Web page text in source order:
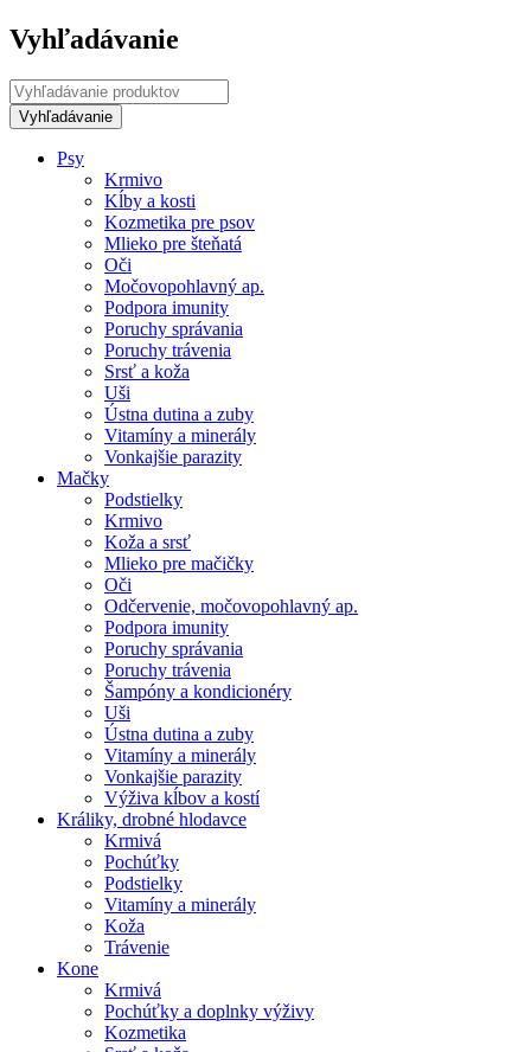
Vyhľadávanie
Psy
Krmivo
Kĺby a kosti
Kozmetika pre psov
Mlieko pre šteňatá
Oči
Močovopohlavný ap.
Podpora imunity
Poruchy správania
Poruchy trávenia
Srsť a koža
Uši
Ústna dutina a zuby
Vitamíny a minerály
Vonkajšie parazity
Mačky
Podstielky
Krmivo
Koža a srsť
Mlieko pre mačičky
Oči
Odčervenie, močovopohlavný ap.
Podpora imunity
Poruchy správania
Poruchy trávenia
Šampóny a kondicionéry
Uši
Ústna dutina a zuby
Vitamíny a minerály
Vonkajšie parazity
Výživa kĺbov a kostí
Králiky, drobné hlodavce
Krmivá
Pochúťky
Podstielky
Vitamíny a minerály
Koža
Trávenie
Kone
Krmivá
Pochúťky a doplnky výživy
Kozmetika